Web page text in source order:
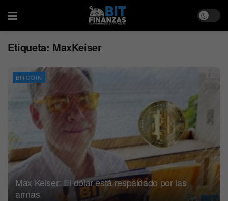
Etiqueta: MaxKeiser
BITCOIN
Max Keiser: El dólar está respaldado por las
armas